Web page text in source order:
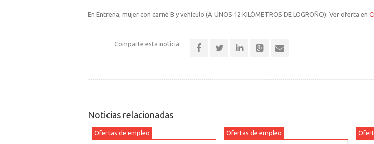
En Entrena, mujer con carné B y vehículo (A UNOS 12 KILÓMETROS DE LOGROÑO). Ver oferta en
Comparte esta noticia:
Noticias relacionadas
Ofertas de empleo Ofertas de empleo